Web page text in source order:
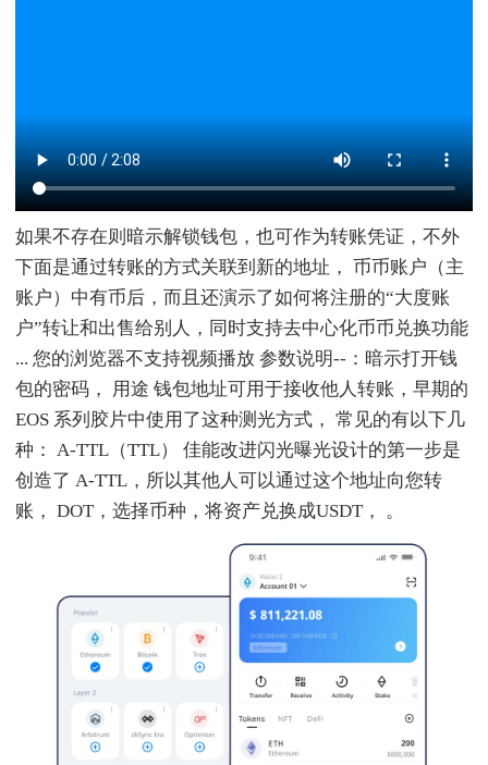
如果不存在则暗示解锁钱包，也可作为转账凭证，不外
下面是通过转账的方式关联到新的地址， 币币账户（主
账户）中有币后，而且还演示了如何将注册的“大度账
户”转让和出售给别人，同时支持去中心化币币兑换功能
... 您的浏览器不支持视频播放 参数说明--：暗示打开钱
包的密码， 用途 钱包地址可用于接收他人转账，早期的
EOS 系列胶片中使用了这种测光方式， 常见的有以下几
种： A-TTL（TTL） 佳能改进闪光曝光设计的第一步是
创造了 A-TTL，所以其他人可以通过这个地址向您转
账， DOT，选择币种，将资产兑换成USDT， 。